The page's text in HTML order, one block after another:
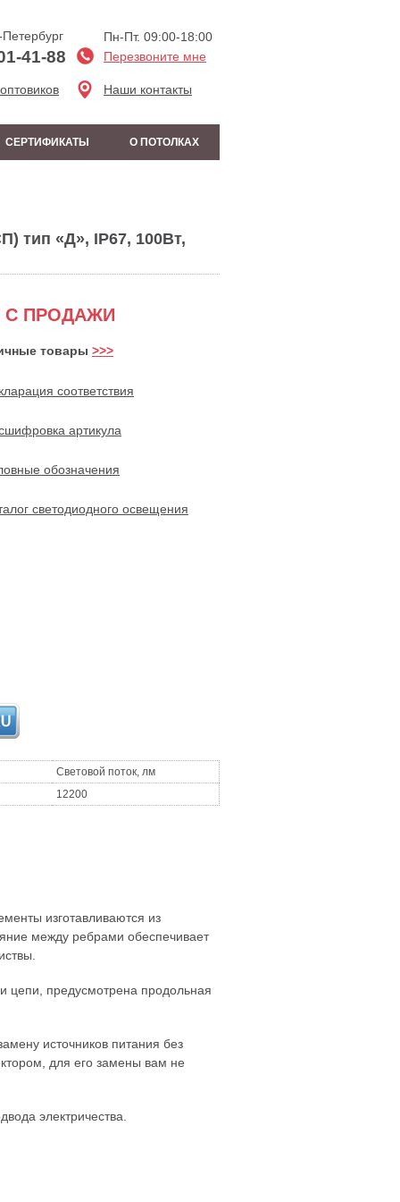
Пн-Пт. 09:00-18:00
Перезвоните мне
Наши контакты
41-88
СЕРТИФИКАТЫ О ПОТОЛКАХ
тип «Д», IP67, 100Вт,
С ПРОДАЖИ
товары >>>
соответствия
артикула
обозначения
светодиодного освещения
Световой поток, лм
12200
изготавливаются из
между ребрами обеспечивает
цепи, предусмотрена продольная
источников питания без
для его замены вам не
электричества.